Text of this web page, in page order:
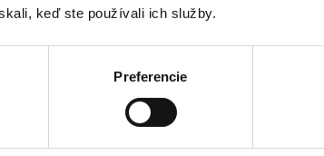
keď ste používali ich služby.
Preferencie